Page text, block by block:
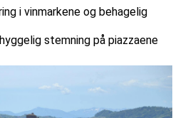
i vinmarkene og behagelig
stemning på piazzaene